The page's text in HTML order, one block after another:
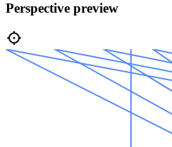
Perspective preview